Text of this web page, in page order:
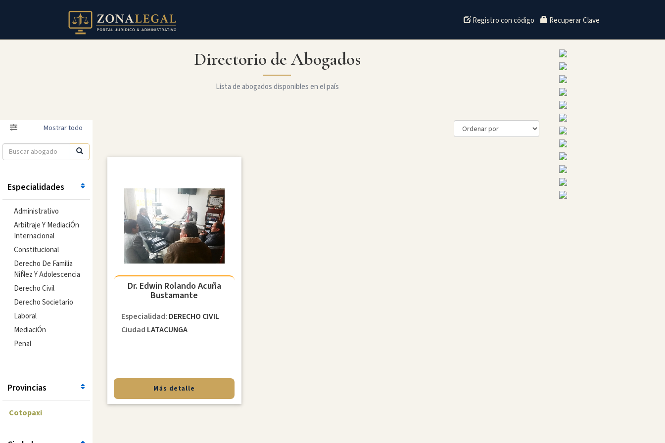
Registro con código Recuperar Clave
Directorio de Abogados
Lista de abogados disponibles en el país
Filtro Mostrar todo
Especialidades
Administrativo
Arbitraje Y MediaciÓn
Internacional
Constitucional
Derecho De Familia
NiÑez Y Adolescencia
Derecho Civil
Derecho Societario
Laboral
MediaciÓn
Penal
Provincias
Cotopaxi
Dr. Edwin Rolando Acuña
Bustamante
Especialidad: DERECHO CIVIL
Ciudad LATACUNGA
Más detalle